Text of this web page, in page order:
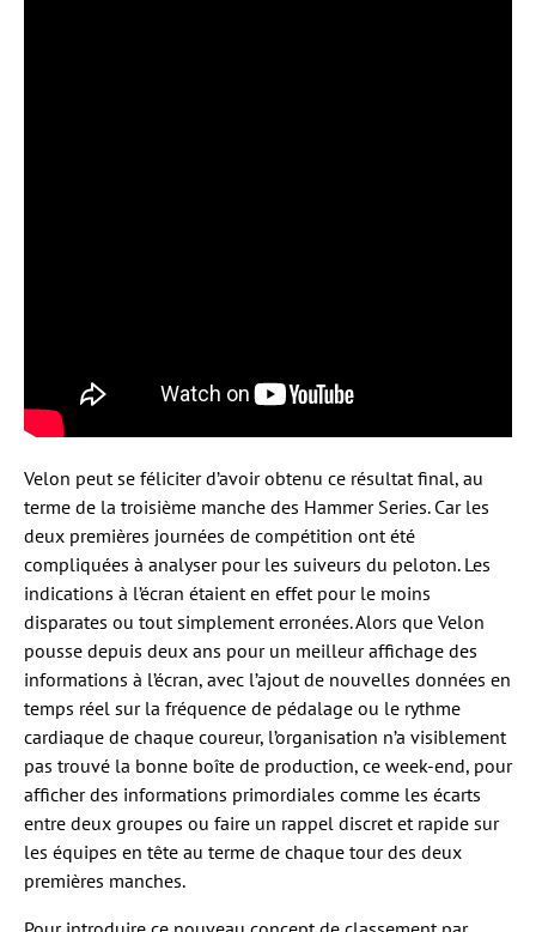
Velon peut se féliciter d’avoir obtenu ce résultat final, au
terme de la troisième manche des Hammer Series. Car les
deux premières journées de compétition ont été
compliquées à analyser pour les suiveurs du peloton. Les
indications à l’écran étaient en effet pour le moins
disparates ou tout simplement erronées. Alors que Velon
pousse depuis deux ans pour un meilleur affichage des
informations à l’écran, avec l’ajout de nouvelles données en
temps réel sur la fréquence de pédalage ou le rythme
cardiaque de chaque coureur, l’organisation n’a visiblement
pas trouvé la bonne boîte de production, ce week-end, pour
afficher des informations primordiales comme les écarts
entre deux groupes ou faire un rappel discret et rapide sur
les équipes en tête au terme de chaque tour des deux
premières manches.